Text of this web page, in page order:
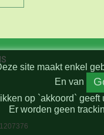
site maakt enkel
En van
op `akkoord`
Er worden geen